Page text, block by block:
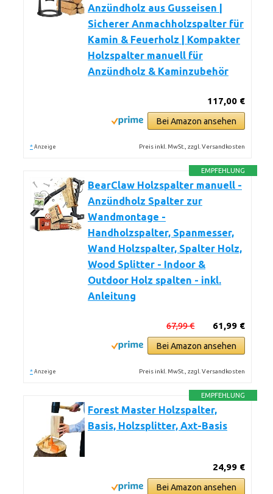
Anzündholz aus Gusseisen |
Sicherer Anmachholzspalter für
Kamin & Feuerholz | Kompakter
Holzspalter manuell für
Anzündholz & Kaminzubehör
117,00 €
Bei Amazon ansehen
* Anzeige Preis inkl. MwSt., zzgl. Versandkosten
EMPFEHLUNG
BearClaw Holzspalter manuell -
Anzündholz Spalter zur
Wandmontage -
Handholzspalter, Spanmesser,
Wand Holzspalter, Spalter Holz,
Wood Splitter - Indoor &
Outdoor Holz spalten - inkl.
Anleitung
61,99 €
67,99 €
Bei Amazon ansehen
* Anzeige Preis inkl. MwSt., zzgl. Versandkosten
EMPFEHLUNG
Forest Master Holzspalter,
Basis, Holzsplitter, Axt-Basis
24,99 €
Bei Amazon ansehen